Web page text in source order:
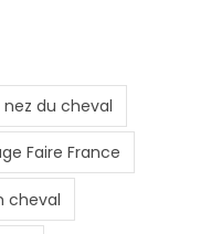
nez du cheval
Faire France
cheval